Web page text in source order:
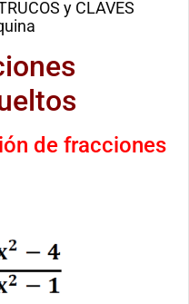
y CLAVES
de fracciones